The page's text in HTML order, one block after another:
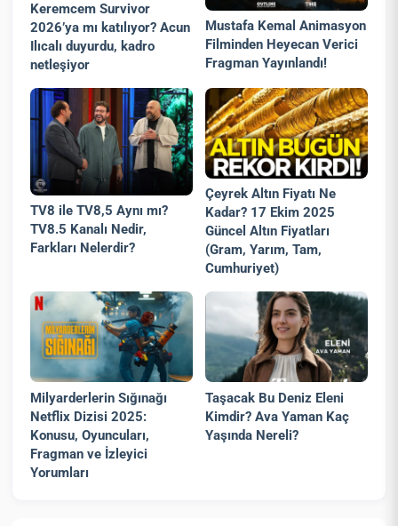
Keremcem Survivor
2026’ya mı katılıyor? Acun
Ilıcalı duyurdu, kadro
netleşiyor
Mustafa Kemal Animasyon
Filminden Heyecan Verici
Fragman Yayınlandı!
TV8 ile TV8,5 Aynı mı?
TV8.5 Kanalı Nedir,
Farkları Nelerdir?
Çeyrek Altın Fiyatı Ne
Kadar? 17 Ekim 2025
Güncel Altın Fiyatları
(Gram, Yarım, Tam,
Cumhuriyet)
Milyarderlerin Sığınağı
Netflix Dizisi 2025:
Konusu, Oyuncuları,
Fragman ve İzleyici
Yorumları
Taşacak Bu Deniz Eleni
Kimdir? Ava Yaman Kaç
Yaşında Nereli?